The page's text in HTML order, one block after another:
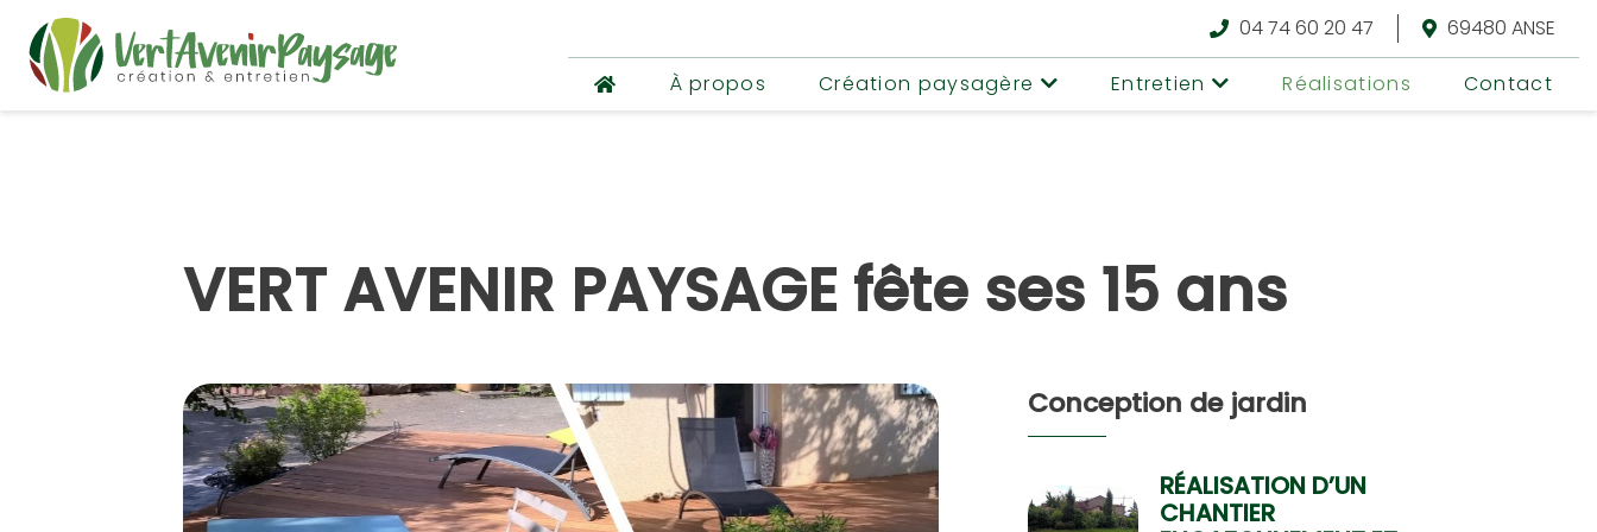
À propos Création paysagère Entretien Réalisations Contact
04 74 60 20 47 69480 ANSE
VERT AVENIR PAYSAGE fête ses 15 ans
Conception de jardin
RÉALISATION D’UN
CHANTIER